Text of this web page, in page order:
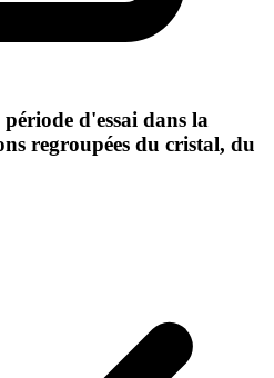
d'essai dans la
regroupées du cristal, du